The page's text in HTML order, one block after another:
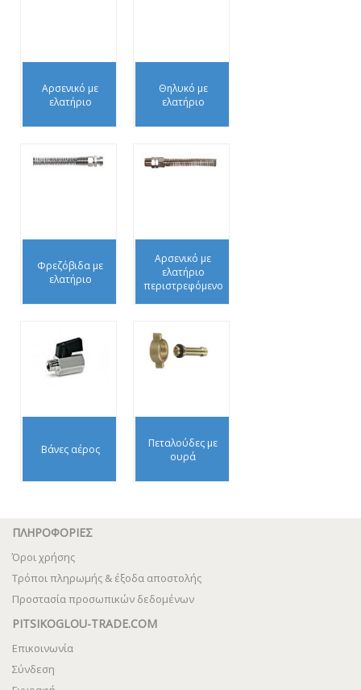
Αρσενικό με
ελατήριο
Θηλυκό με
ελατήριο
Φρεζόβιδα με
ελατήριο
Αρσενικό με
ελατήριο
περιστρεφόμενο
Βάνες αέρος
Πεταλούδες με
ουρά
ΠΛΗΡΟΦΟΡΙΕΣ
Όροι χρήσης
Τρόποι πληρωμής & έξοδα αποστολής
Προστασία προσωπικών δεδομένων
PITSIKOGLOU-TRADE.COM
Επικοινωνία
Σύνδεση